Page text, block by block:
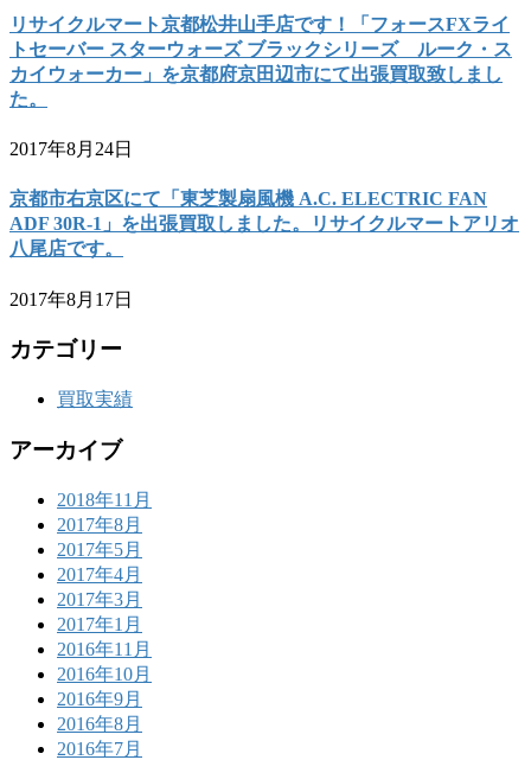
リサイクルマート京都松井山手店です！「フォースFXライ
トセーバー スターウォーズ ブラックシリーズ ルーク・ス
カイウォーカー」を京都府京田辺市にて出張買取致しまし
た。
2017年8月24日
京都市右京区にて「東芝製扇風機 A.C. ELECTRIC FAN
ADF 30R-1」を出張買取しました。リサイクルマートアリオ
八尾店です。
2017年8月17日
カテゴリー
買取実績
アーカイブ
2018年11月
2017年8月
2017年5月
2017年4月
2017年3月
2017年1月
2016年11月
2016年10月
2016年9月
2016年8月
2016年7月